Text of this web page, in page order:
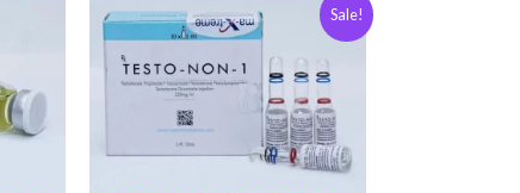
Sale!
hinta
€61.00.
hinta
€55.00.